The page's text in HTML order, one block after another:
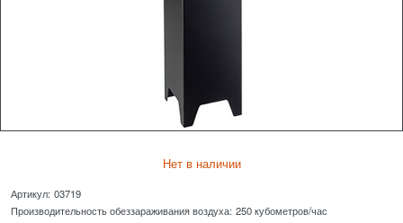
Нет в наличии
Артикул: 03719
Производительность обеззараживания воздуха: 250 кубометров/час